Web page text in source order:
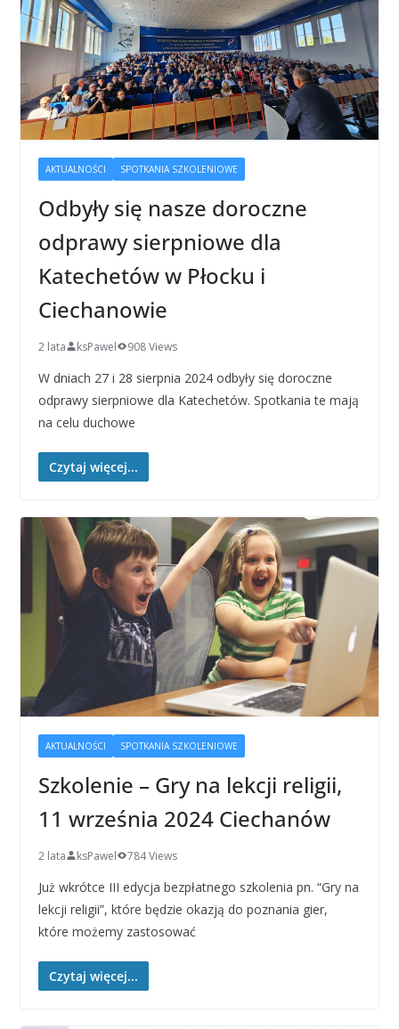
AKTUALNOŚCI SPOTKANIA SZKOLENIOWE
Odbyły się nasze doroczne
odprawy sierpniowe dla
Katechetów w Płocku i
Ciechanowie
2 lata ksPawel 908 Views
W dniach 27 i 28 sierpnia 2024 odbyły się doroczne
odprawy sierpniowe dla Katechetów. Spotkania te mają
na celu duchowe
Czytaj więcej...
AKTUALNOŚCI SPOTKANIA SZKOLENIOWE
Szkolenie – Gry na lekcji religii,
11 września 2024 Ciechanów
2 lata ksPawel 784 Views
Już wkrótce III edycja bezpłatnego szkolenia pn. “Gry na
lekcji religii”, które będzie okazją do poznania gier,
które możemy zastosować
Czytaj więcej...